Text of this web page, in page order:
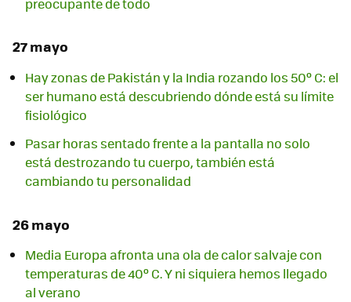
27 mayo
Hay zonas de Pakistán y la India rozando los 50º C: el
ser humano está descubriendo dónde está su límite
fisiológico
Pasar horas sentado frente a la pantalla no solo
está destrozando tu cuerpo, también está
cambiando tu personalidad
26 mayo
Media Europa afronta una ola de calor salvaje con
temperaturas de 40º C. Y ni siquiera hemos llegado
al verano